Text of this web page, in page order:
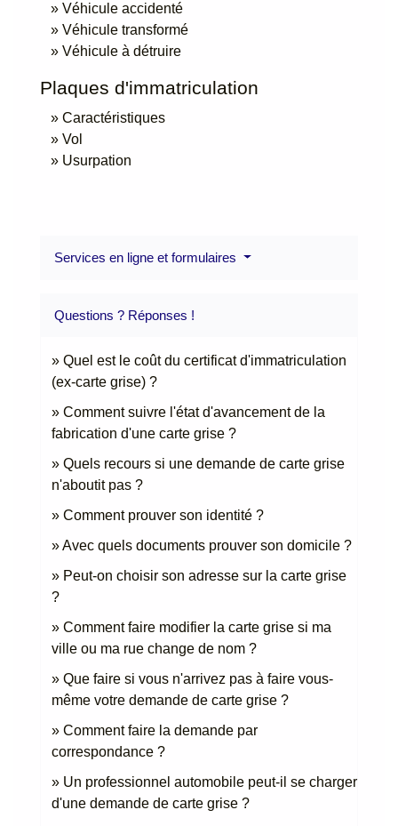
Véhicule accidenté
Véhicule transformé
Véhicule à détruire
Plaques d'immatriculation
Caractéristiques
Vol
Usurpation
Services en ligne et formulaires
Questions ? Réponses !
Quel est le coût du certificat d'immatriculation
(ex-carte grise) ?
Comment suivre l'état d'avancement de la
fabrication d'une carte grise ?
Quels recours si une demande de carte grise
n'aboutit pas ?
Comment prouver son identité ?
Avec quels documents prouver son domicile ?
Peut-on choisir son adresse sur la carte grise
?
Comment faire modifier la carte grise si ma
ville ou ma rue change de nom ?
Que faire si vous n'arrivez pas à faire vous-
même votre demande de carte grise ?
Comment faire la demande par
correspondance ?
Un professionnel automobile peut-il se charger
d'une demande de carte grise ?